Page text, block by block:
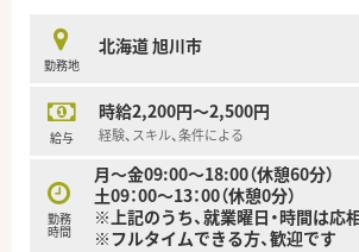
ための通信教育等、豊富な研修システムが
勤務地
北海道 旭川市
給与
時給2,200円～2,500円
経験、スキル、条件による
勤務
時間
月～金09:00～18:00（休憩60分）
土09：00～13：00（休憩0分）
※上記のうち、就業曜日・時間は応
※フルタイムできる方、歓迎です